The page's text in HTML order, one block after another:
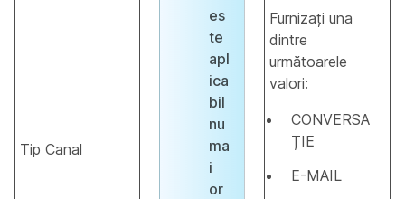
Tip Canal
es
te
apl
ica
bil
nu
ma
i
or
Furnizați una
dintre
următoarele
valori:
CONVERSA
ȚIE
E-MAIL